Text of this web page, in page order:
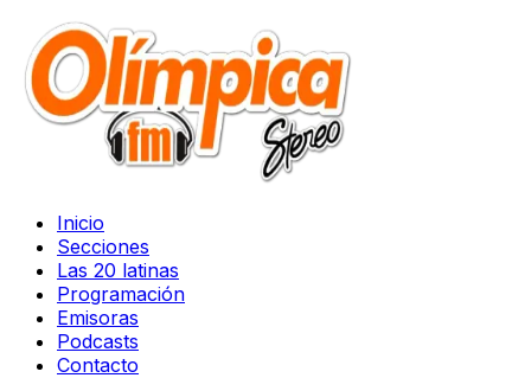
Inicio
Secciones
Las 20 latinas
Programación
Emisoras
Podcasts
Contacto